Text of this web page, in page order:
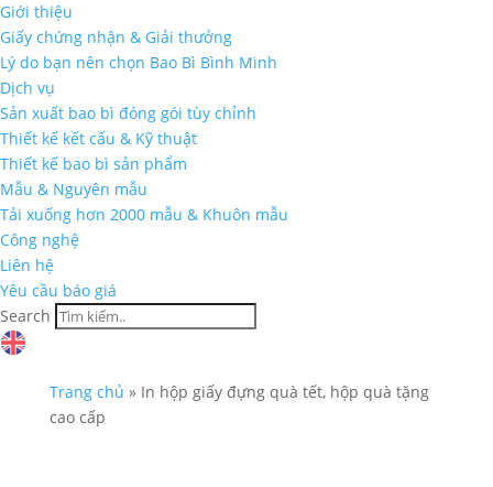
Giới thiệu
Giấy chứng nhận & Giải thưởng
Lý do bạn nên chọn Bao Bì Bình Minh
Dịch vụ
Sản xuất bao bì đóng gói tùy chỉnh
Thiết kế kết cấu & Kỹ thuật
Thiết kế bao bì sản phẩm
Mẫu & Nguyên mẫu
Tải xuống hơn 2000 mẫu & Khuôn mẫu
Công nghệ
Liên hệ
Yêu cầu báo giá
Search
Trang chủ » In hộp giấy đựng quà tết, hộp quà tặng
cao cấp